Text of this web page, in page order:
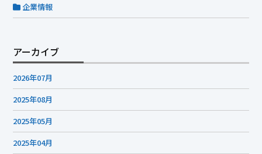
企業情報
アーカイブ
2026年07月
2025年08月
2025年05月
2025年04月